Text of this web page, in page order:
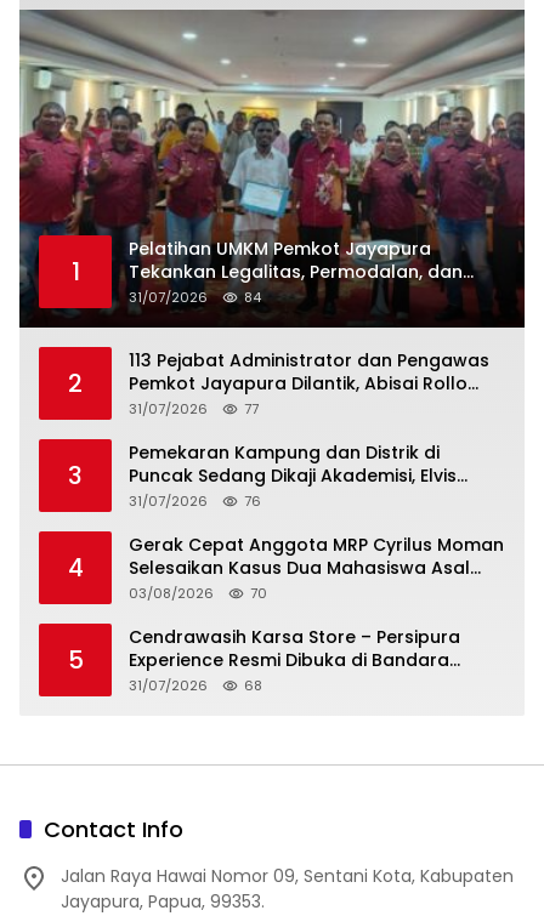
1
Pelatihan UMKM Pemkot Jayapura
Tekankan Legalitas, Permodalan, dan
Tata Kelola Usaha
31/07/2026 84
2
113 Pejabat Administrator dan Pengawas
Pemkot Jayapura Dilantik, Abisai Rollo
Ingatkan ASN Tingkatkan Kinerja dan
31/07/2026 77
3
Pemekaran Kampung dan Distrik di
Puncak Sedang Dikaji Akademisi, Elvis
Tabuni: Jangan Demo dan Palang Jalan
31/07/2026 76
4
Gerak Cepat Anggota MRP Cyrilus Moman
Selesaikan Kasus Dua Mahasiswa Asal
Yapen yang Dikeroyok
03/08/2026 70
5
Cendrawasih Karsa Store – Persipura
Experience Resmi Dibuka di Bandara
Sentani, Jadikan Merchandise Opsi
31/07/2026 68
Contact Info
Jalan Raya Hawai Nomor 09, Sentani Kota, Kabupaten
Jayapura, Papua, 99353.